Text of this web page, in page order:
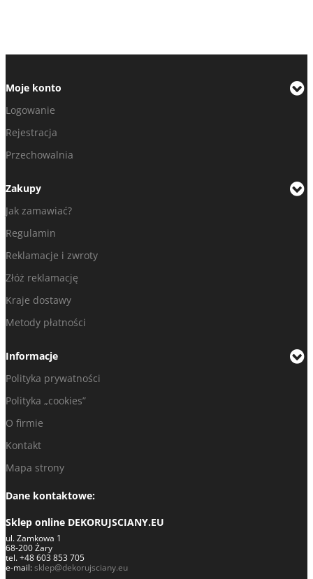
Moje konto
Logowanie
Rejestracja
Przechowalnia
Zakupy
Jak zamawiać?
Regulamin
Reklamacje i zwroty
Złóż reklamację
Kraje dostawy
Metody płatności
Informacje
Polityka prywatności
Polityka „cookies”
O firmie
Kontakt
Mapa strony
Dane kontaktowe:
Sklep online DEKORUJSCIANY.EU
ul. Zamkowa 1
68-200 Żary
tel. +48 603 853 705
e-mail:sklep@dekorujsciany.eu